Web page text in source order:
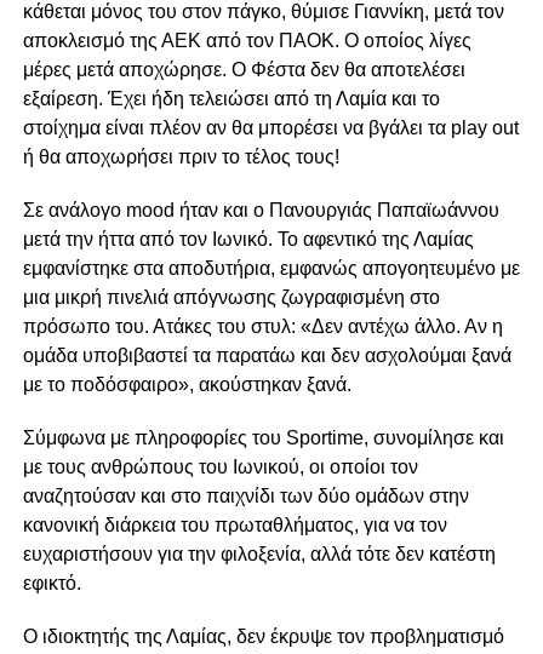
κάθεται μόνος του στον πάγκο, θύμισε Γιαννίκη, μετά τον
αποκλεισμό της ΑΕΚ από τον ΠΑΟΚ. Ο οποίος λίγες
μέρες μετά αποχώρησε. Ο Φέστα δεν θα αποτελέσει
εξαίρεση. Έχει ήδη τελειώσει από τη Λαμία και το
στοίχημα είναι πλέον αν θα μπορέσει να βγάλει τα play out
ή θα αποχωρήσει πριν το τέλος τους!
Σε ανάλογο mood ήταν και ο Πανουργιάς Παπαϊωάννου
μετά την ήττα από τον Ιωνικό. Το αφεντικό της Λαμίας
εμφανίστηκε στα αποδυτήρια, εμφανώς απογοητευμένο με
μια μικρή πινελιά απόγνωσης ζωγραφισμένη στο
πρόσωπο του. Ατάκες του στυλ: «Δεν αντέχω άλλο. Αν η
ομάδα υποβιβαστεί τα παρατάω και δεν ασχολούμαι ξανά
με το ποδόσφαιρο», ακούστηκαν ξανά.
Σύμφωνα με πληροφορίες του Sportime, συνομίλησε και
με τους ανθρώπους του Ιωνικού, οι οποίοι τον
αναζητούσαν και στο παιχνίδι των δύο ομάδων στην
κανονική διάρκεια του πρωταθλήματος, για να τον
ευχαριστήσουν για την φιλοξενία, αλλά τότε δεν κατέστη
εφικτό.
Ο ιδιοκτητής της Λαμίας, δεν έκρυψε τον προβληματισμό